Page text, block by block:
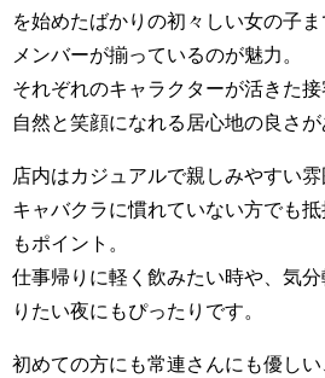
を始めたばかりの初々しい女の子
メンバーが揃っているのが魅力。
それぞれのキャラクターが活きた
自然と笑顔になれる居心地の良さが
店内はカジュアルで親しみやすい雰
キャバクラに慣れていない方でも
もポイント。
仕事帰りに軽く飲みたい時や、気
りたい夜にもぴったりです。
初めての方にも常連さんにも優し